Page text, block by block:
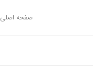
صفحه اصلی